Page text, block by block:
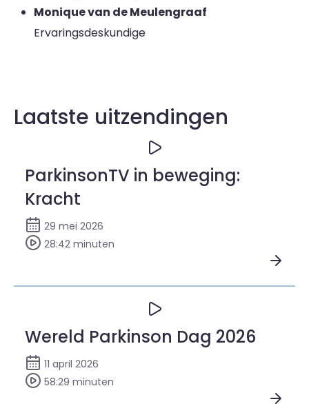
Monique van de Meulengraaf
Ervaringsdeskundige
Laatste uitzendingen
ParkinsonTV in beweging:
Kracht
29 mei 2026
28:42 minuten
Wereld Parkinson Dag 2026
11 april 2026
58:29 minuten